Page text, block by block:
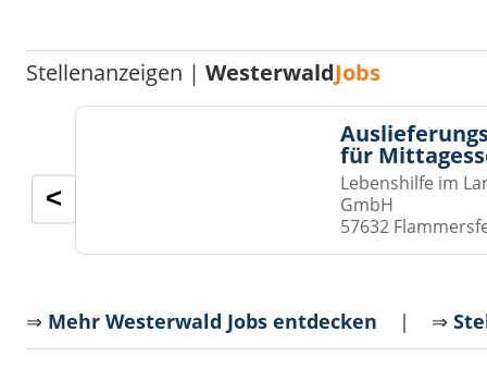
Stellenanzeigen |WesterwaldJobs
für
Lebenshilfe im
GmbH
57632
<
⇒ Mehr Westerwald Jobs entdecken | ⇒